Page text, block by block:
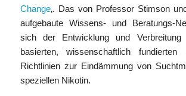
Change‚. Das von Professor Stimson
aufgebaute Wissens- und Beratungs-
sich der Entwicklung und
basierten, wissenschaftlich fundierten
Richtlinien zur Eindämmung von
speziellen Nikotin.